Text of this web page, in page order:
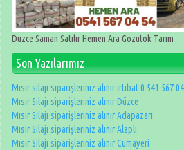
Düzce Saman Satılır Hemen Ara Gözütok Tarım
Son Yazılarımız
Mısır silajı siparişleriniz alınır irtibat 0 541 567
Mısır Silajı siparişleriniz alınır Düzce
Mısır Silajı siparişleriniz alınır Adapazarı
Mısır Silajı siparişleriniz alınır Alaplı
Mısır Silajı siparişleriniz alınır Cumayeri